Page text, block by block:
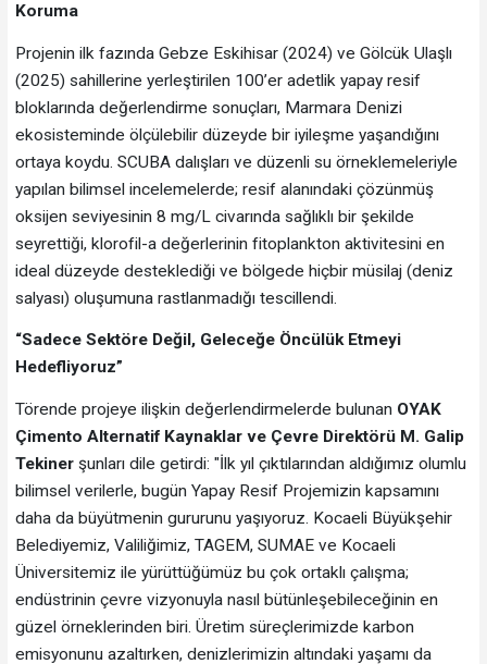
Koruma
Projenin ilk fazında Gebze Eskihisar (2024) ve Gölcük Ulaşlı
(2025) sahillerine yerleştirilen 100’er adetlik yapay resif
bloklarında değerlendirme sonuçları, Marmara Denizi
ekosisteminde ölçülebilir düzeyde bir iyileşme yaşandığını
ortaya koydu. SCUBA dalışları ve düzenli su örneklemeleriyle
yapılan bilimsel incelemelerde; resif alanındaki çözünmüş
oksijen seviyesinin 8 mg/L civarında sağlıklı bir şekilde
seyrettiği, klorofil-a değerlerinin fitoplankton aktivitesini en
ideal düzeyde desteklediği ve bölgede hiçbir müsilaj (deniz
salyası) oluşumuna rastlanmadığı tescillendi.
“Sadece Sektöre Değil, Geleceğe Öncülük Etmeyi
Hedefliyoruz”
Törende projeye ilişkin değerlendirmelerde bulunan OYAK
Çimento Alternatif Kaynaklar ve Çevre Direktörü M. Galip
Tekinerşunları dile getirdi: "İlk yıl çıktılarından aldığımız olumlu
bilimsel verilerle, bugün Yapay Resif Projemizin kapsamını
daha da büyütmenin gururunu yaşıyoruz. Kocaeli Büyükşehir
Belediyemiz, Valiliğimiz, TAGEM, SUMAE ve Kocaeli
Üniversitemiz ile yürüttüğümüz bu çok ortaklı çalışma;
endüstrinin çevre vizyonuyla nasıl bütünleşebileceğinin en
güzel örneklerinden biri. Üretim süreçlerimizde karbon
emisyonunu azaltırken, denizlerimizin altındaki yaşamı da